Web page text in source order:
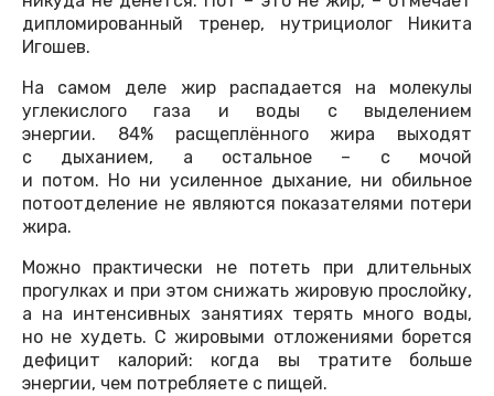
дипломированный тренер, нутрициолог Никита
Игошев.
На самом деле жир распадается на молекулы
углекислого газа и воды с выделением
энергии. 84% расщеплённого жира выходят
с дыханием, а остальное – с мочой
и потом. Но ни усиленное дыхание, ни обильное
потоотделение не являются показателями потери
жира.
Можно практически не потеть при длительных
прогулках и при этом снижать жировую прослойку,
а на интенсивных занятиях терять много воды,
но не худеть. С жировыми отложениями борется
дефицит калорий: когда вы тратите больше
энергии, чем потребляете с пищей.